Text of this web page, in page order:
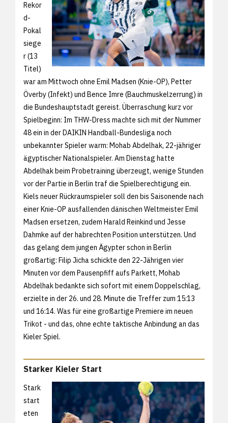
Rekor
d-
Pokal
siege
r (13
Titel)
war am Mittwoch ohne Emil Madsen (Knie-OP), Petter
Överby (Infekt) und Bence Imre (Bauchmuskelzerrung) in
die Bundeshauptstadt gereist. Überraschung kurz vor
Spielbeginn: Im THW-Dress machte sich mit der Nummer
48 ein in der DAIKIN Handball-Bundesliga noch
unbekannter Spieler warm: Mohab Abdelhak, 22-jähriger
ägyptischer Nationalspieler. Am Dienstag hatte
Abdelhak beim Probetraining überzeugt, wenige Stunden
vor der Partie in Berlin traf die Spielberechtigung ein.
Kiels neuer Rückraumspieler soll den bis Saisonende nach
einer Knie-OP ausfallenden dänischen Weltmeister Emil
Madsen ersetzen, zudem Harald Reinkind und Jesse
Dahmke auf der habrechten Position unterstützen. Und
das gelang dem jungen Ägypter schon in Berlin
großartig: Filip Jicha schickte den 22-Jährigen vier
Minuten vor dem Pausenpfiff aufs Parkett, Mohab
Abdelhak bedankte sich sofort mit einem Doppelschlag,
erzielte in der 26. und 28. Minute die Treffer zum 15:13
und 16:14. Was für eine großartige Premiere im neuen
Trikot - und das, ohne echte taktische Anbindung an das
Kieler Spiel.
Starker Kieler Start
Stark
start
eten